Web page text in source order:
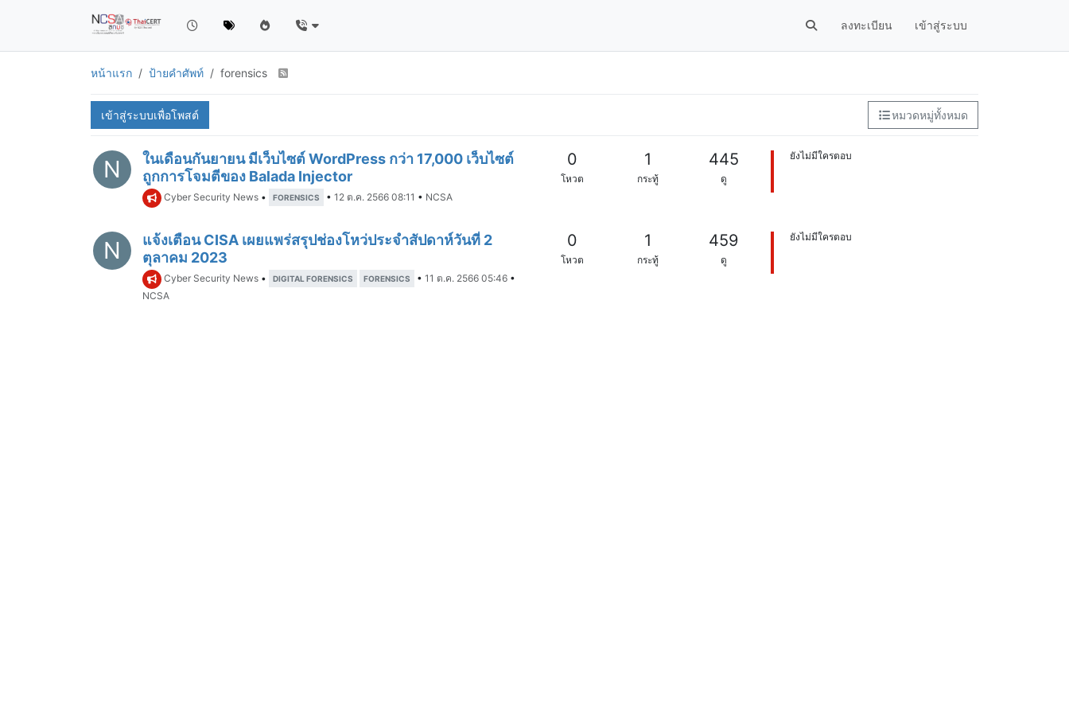
ลงทะเบียน เข้าสู่ระบบ
หน้าแรก ป้ายคำศัพท์ forensics
เข้าสู่ระบบเพื่อโพสต์ หมวดหมู่ทั้งหมด
N
ในเดือนกันยายน มีเว็บไซต์ WordPress กว่า 17,000 เว็บไซต์
ถูกการโจมตีของ Balada Injector
Cyber Security News • FORENSICS • 12 ต.ค. 2566 08:11 • NCSA
0
โหวต
1
กระทู้
445
ดู
ยังไม่มีใครตอบ
N
แจ้งเตือน CISA เผยแพร่สรุปช่องโหว่ประจำสัปดาห์วันที่ 2
ตุลาคม 2023
Cyber Security News • DIGITAL FORENSICS FORENSICS • 11 ต.ค. 2566 05:46 •
NCSA
0
โหวต
1
กระทู้
459
ดู
ยังไม่มีใครตอบ